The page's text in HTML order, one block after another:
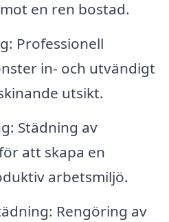
en ren bostad.
Professionell
in- och utvändigt
utsikt.
Städning av
att skapa en
arbetsmiljö.
Rengöring av